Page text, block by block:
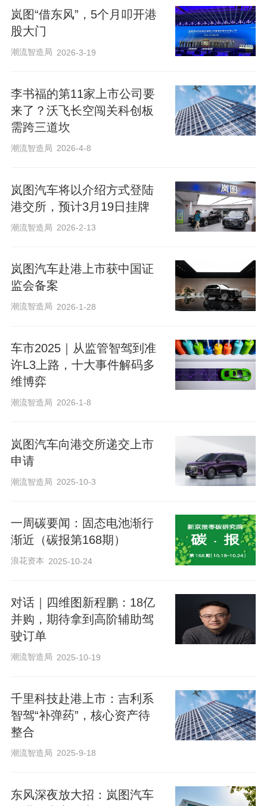
20万辆的销售目标；今年上半年，岚图汽
车累计销量56128辆，同比增长85%。岚图
汽车首席执行官卢放此前在接受新京报贝
企来说是一个重要门槛，超过之后就会步
入另外一个发展天地。岚图汽车正加速走
向20万辆的质变点。在追求销量的同时，
岚图汽车也同样追求经营质量，兼顾合理
展，才能持续为用户提供服务和保障。
编辑 杨娟娟
来阅读我的更多文章吧
岚图“借东风”，5个月叩开港
股大门
潮流智造局 2026-3-19
李书福的第11家上市公司要
来了？沃飞长空闯关科创板
需跨三道坎
潮流智造局 2026-4-8
岚图汽车将以介绍方式登陆
港交所，预计3月19日挂牌
潮流智造局 2026-2-13
岚图汽车赴港上市获中国证
监会备案
潮流智造局 2026-1-28
车市2025｜从监管智驾到准
许L3上路，十大事件解码多
维博弈
潮流智造局 2026-1-8
岚图汽车向港交所递交上市
申请
潮流智造局 2025-10-3
一周碳要闻：固态电池渐行
渐近（碳报第168期）
浪花资本 2025-10-24
对话｜四维图新程鹏：18亿
并购，期待拿到高阶辅助驾
驶订单
潮流智造局 2025-10-19
千里科技赴港上市：吉利系
智驾“补弹药”，核心资产待
整合
潮流智造局 2025-9-18
东风深夜放大招：岚图汽车